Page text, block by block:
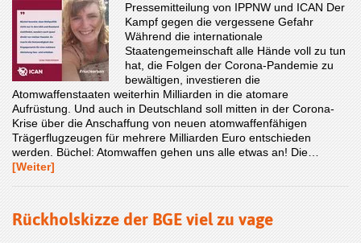
Pressemitteilung von IPPNW und ICAN Der
Kampf gegen die vergessene Gefahr
Während die internationale
Staatengemeinschaft alle Hände voll zu tun
hat, die Folgen der Corona-Pandemie zu
bewältigen, investieren die
Atomwaffenstaaten weiterhin Milliarden in die atomare
Aufrüstung. Und auch in Deutschland soll mitten in der Corona-
Krise über die Anschaffung von neuen atomwaffenfähigen
Trägerflugzeugen für mehrere Milliarden Euro entschieden
werden. Büchel: Atomwaffen gehen uns alle etwas an! Die…
[Weiter]
Rückholskizze der BGE viel zu vage